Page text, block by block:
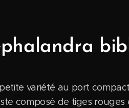
variété au port
composé de tiges rouges